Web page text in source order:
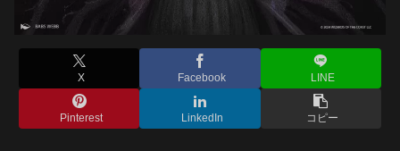
X Facebook LINE
Pinterest LinkedIn コピー